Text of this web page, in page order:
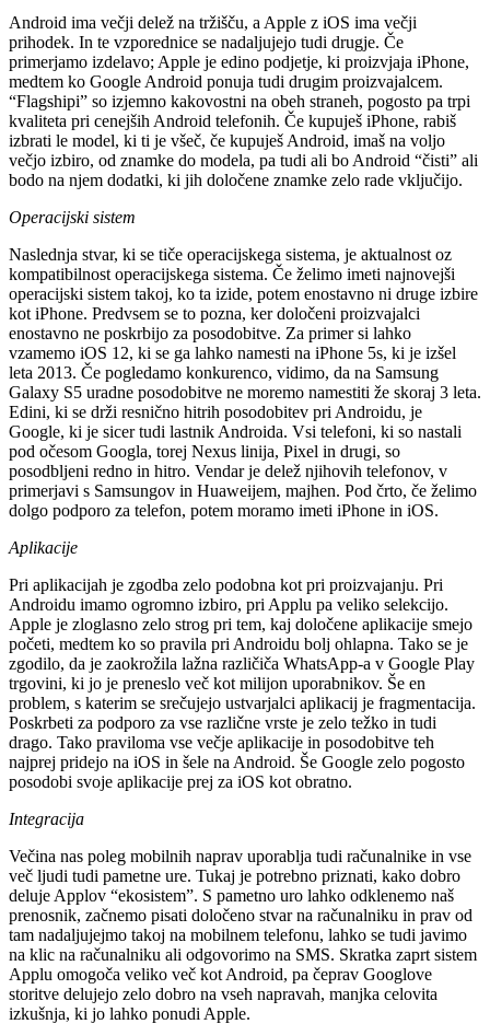
Android ima večji delež na tržišču, a Apple z iOS ima večji
prihodek. In te vzporednice se nadaljujejo tudi drugje. Če
primerjamo izdelavo; Apple je edino podjetje, ki proizvjaja iPhone,
medtem ko Google Android ponuja tudi drugim proizvajalcem.
“Flagshipi” so izjemno kakovostni na obeh straneh, pogosto pa trpi
kvaliteta pri cenejših Android telefonih. Če kupuješ iPhone, rabiš
izbrati le model, ki ti je všeč, če kupuješ Android, imaš na voljo
večjo izbiro, od znamke do modela, pa tudi ali bo Android “čisti” ali
bodo na njem dodatki, ki jih določene znamke zelo rade vključijo.
Operacijski sistem
Naslednja stvar, ki se tiče operacijskega sistema, je aktualnost oz
kompatibilnost operacijskega sistema. Če želimo imeti najnovejši
operacijski sistem takoj, ko ta izide, potem enostavno ni druge izbire
kot iPhone. Predvsem se to pozna, ker določeni proizvajalci
enostavno ne poskrbijo za posodobitve. Za primer si lahko
vzamemo iOS 12, ki se ga lahko namesti na iPhone 5s, ki je izšel
leta 2013. Če pogledamo konkurenco, vidimo, da na Samsung
Galaxy S5 uradne posodobitve ne moremo namestiti že skoraj 3 leta.
Edini, ki se drži resnično hitrih posodobitev pri Androidu, je
Google, ki je sicer tudi lastnik Androida. Vsi telefoni, ki so nastali
pod očesom Googla, torej Nexus linija, Pixel in drugi, so
posodbljeni redno in hitro. Vendar je delež njihovih telefonov, v
primerjavi s Samsungov in Huaweijem, majhen. Pod črto, če želimo
dolgo podporo za telefon, potem moramo imeti iPhone in iOS.
Aplikacije
Pri aplikacijah je zgodba zelo podobna kot pri proizvajanju. Pri
Androidu imamo ogromno izbiro, pri Applu pa veliko selekcijo.
Apple je zloglasno zelo strog pri tem, kaj določene aplikacije smejo
početi, medtem ko so pravila pri Androidu bolj ohlapna. Tako se je
zgodilo, da je zaokrožila lažna različiča WhatsApp-a v Google Play
trgovini, ki jo je preneslo več kot milijon uporabnikov. Še en
problem, s katerim se srečujejo ustvarjalci aplikacij je fragmentacija.
Poskrbeti za podporo za vse različne vrste je zelo težko in tudi
drago. Tako praviloma vse večje aplikacije in posodobitve teh
najprej pridejo na iOS in šele na Android. Še Google zelo pogosto
posodobi svoje aplikacije prej za iOS kot obratno.
Integracija
Večina nas poleg mobilnih naprav uporablja tudi računalnike in vse
več ljudi tudi pametne ure. Tukaj je potrebno priznati, kako dobro
deluje Applov “ekosistem”. S pametno uro lahko odklenemo naš
prenosnik, začnemo pisati določeno stvar na računalniku in prav od
tam nadaljujejmo takoj na mobilnem telefonu, lahko se tudi javimo
na klic na računalniku ali odgovorimo na SMS. Skratka zaprt sistem
Applu omogoča veliko več kot Android, pa čeprav Googlove
storitve delujejo zelo dobro na vseh napravah, manjka celovita
izkušnja, ki jo lahko ponudi Apple.